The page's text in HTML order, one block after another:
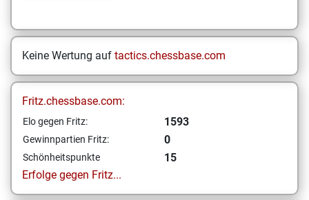
Keine Wertung auf tactics.chessbase.com
Fritz.chessbase.com:
Elo gegen Fritz: 1593
Gewinnpartien Fritz: 0
Schönheitspunkte
15
Erfolge gegen Fritz...